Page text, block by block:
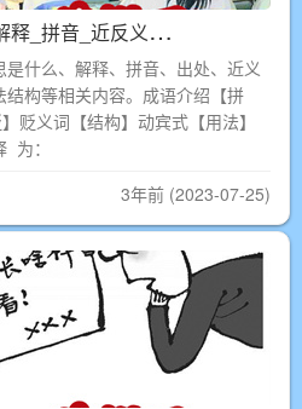
为
所欲为的意思是什么_解释_拼音_近反义词_出处
什么、解释、拼音、出处、近义
构等相关内容。成语介绍【拼
贬义词【结构】动宾式【用法】
为：
3年前 (2023-07-25)